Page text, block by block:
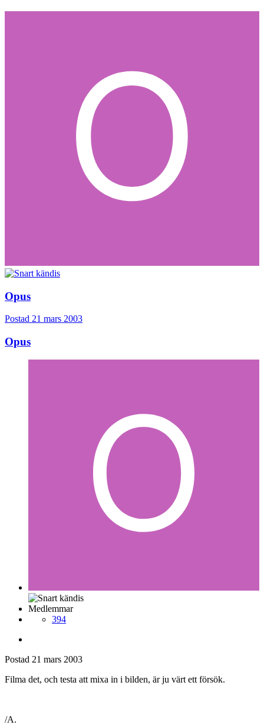
Opus
Postad 21 mars 2003
Opus
Medlemmar
394
Postad 21 mars 2003
Filma det, och testa att mixa in i bilden, är ju värt ett försök.
/A.